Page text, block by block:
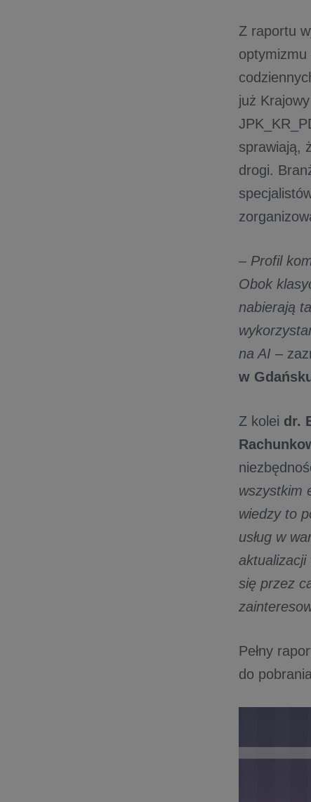
Z raportu
optymizmu
już
sprawiają,
drogi.
– Profil
Obok
nabierają
na AI –
w
Z kolei dr.
wszystkim
wiedzy to
usług w
aktualizacji
się przez
Pełny
do